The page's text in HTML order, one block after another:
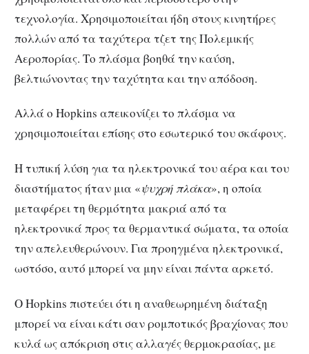
τεχνολογία. Χρησιμοποιείται ήδη στους κινητήρες
πολλών από τα ταχύτερα τζετ της Πολεμικής
Αεροπορίας. Το πλάσμα βοηθά την καύση,
βελτιώνοντας την ταχύτητα και την απόδοση.
Αλλά ο Hopkins απεικονίζει το πλάσμα να
χρησιμοποιείται επίσης στο εσωτερικό του σκάφους.
Η τυπική λύση για τα ηλεκτρονικά του αέρα και του
διαστήματος ήταν μια «ψυχρή πλάκα», η οποία
μεταφέρει τη θερμότητα μακριά από τα
ηλεκτρονικά προς τα θερμαντικά σώματα, τα οποία
την απελευθερώνουν. Για προηγμένα ηλεκτρονικά,
ωστόσο, αυτό μπορεί να μην είναι πάντα αρκετό.
Ο Hopkins πιστεύει ότι η αναθεωρημένη διάταξη
μπορεί να είναι κάτι σαν ρομποτικός βραχίονας που
κυλά ως απόκριση στις αλλαγές θερμοκρασίας, με